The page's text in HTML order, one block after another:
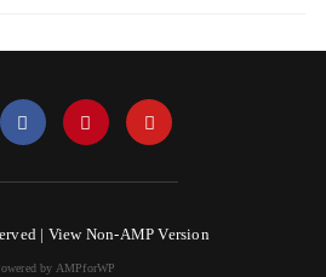
| View Non-AMP Version
by AMPforWP